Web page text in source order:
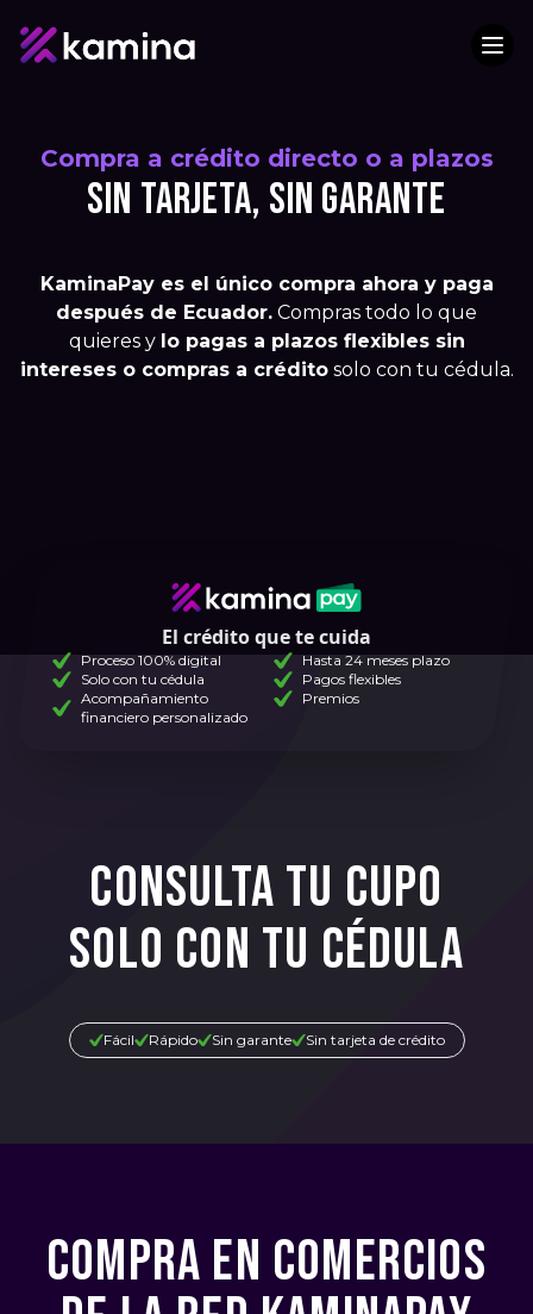
Compra a crédito directo o a plazos
SIN TARJETA, SIN GARANTE
KaminaPay es el único compra ahora y paga
después de Ecuador. Compras todo lo que
quieres y lo pagas a plazos flexibles sin
intereses o compras a créditosolo con tu cédula.
El crédito que te cuida
Proceso 100% digital
Solo con tu cédula
Acompañamiento
financiero personalizado
Hasta 24 meses plazo
Pagos flexibles
Premios
CONSULTA TU CUPO
SOLO CON TU CÉDULA
Fácil Rápido Sin garante Sin tarjeta de crédito
COMPRA EN COMERCIOS